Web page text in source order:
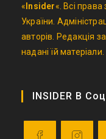
«Insider«. Всі
України.
авторів. Редакція
надані їй матеріали.
INSIDER В